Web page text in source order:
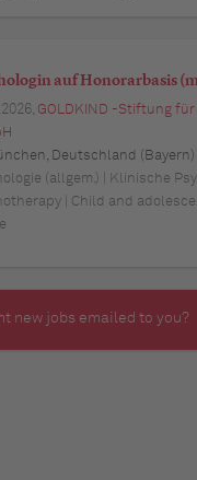
auf Honorarbasis
GOLDKIND -Stiftung
Deutschland (Bayern)
(allgem.) | Klinische
| Child and
new jobs emailed to you?